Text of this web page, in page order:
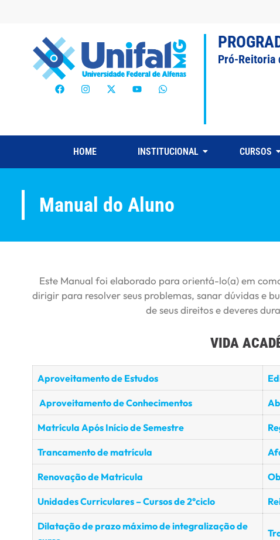
Pró-Reitoria
HOME INSTITUCIONAL CURSOS
Manual do Aluno
Este Manual foi elaborado para orientá-lo(a) em
dirigir para resolver seus problemas, sanar dúvidas e
de seus direitos e deveres
VIDA
Aproveitamento de Estudos
Aproveitamento de Conhecimentos
Matrícula Após Início de Semestre
Trancamento de matrícula
Renovação de Matricula
Unidades Curriculares – Cursos de 2°ciclo
Dilatação de prazo máximo de integralização de